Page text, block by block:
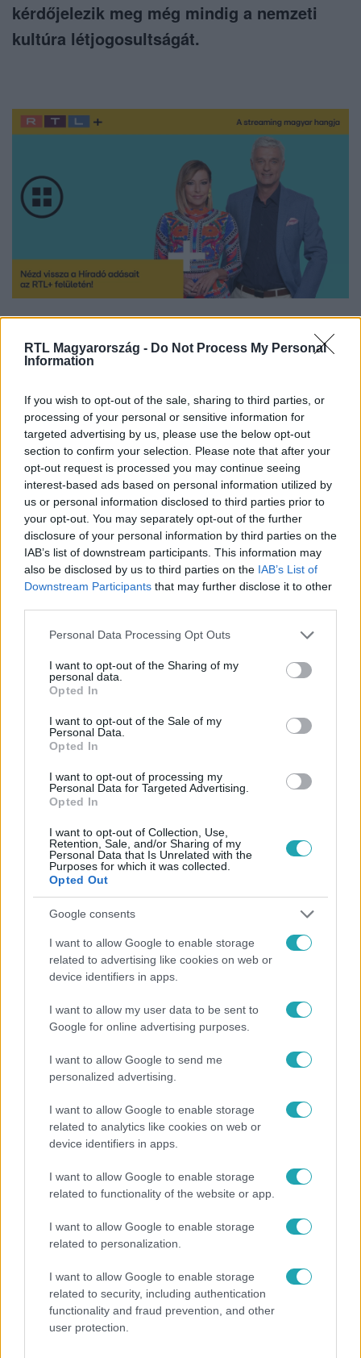
RTL Magyarország - Do Not Process My Personal
Information
If you wish to opt-out of the sale, sharing to third parties, or
processing of your personal or sensitive information for
targeted advertising by us, please use the below opt-out
section to confirm your selection. Please note that after your
opt-out request is processed you may continue seeing
interest-based ads based on personal information utilized by
us or personal information disclosed to third parties prior to
your opt-out. You may separately opt-out of the further
disclosure of your personal information by third parties on the
IAB’s list of downstream participants. This information may
also be disclosed by us to third parties on the IAB’s List of
Downstream Participants that may further disclose it to other
Please note that this website/app uses one or more Google
not limited to your visit or usage behaviour. You may click to
grant or deny consent to Google and its third-party tags to
use your data for below specified purposes in below Google
consent section.
Personal Data Processing Opt Outs
I want to opt-out of the Sharing of my
personal data.
Opted In
I want to opt-out of the Sale of my
Personal Data.
Opted In
I want to opt-out of processing my
Personal Data for Targeted Advertising.
Opted In
I want to opt-out of Collection, Use,
Retention, Sale, and/or Sharing of my
Personal Data that Is Unrelated with the
Purposes for which it was collected.
Opted Out
Google consents
I want to allow Google to enable storage
related to advertising like cookies on web or
device identifiers in apps.
I want to allow my user data to be sent to
Google for online advertising purposes.
I want to allow Google to send me
personalized advertising.
I want to allow Google to enable storage
related to analytics like cookies on web or
device identifiers in apps.
I want to allow Google to enable storage
related to functionality of the website or app.
I want to allow Google to enable storage
related to personalization.
I want to allow Google to enable storage
related to security, including authentication
functionality and fraud prevention, and other
user protection.
kérdőjelezik meg még mindig a nemzeti
kultúra létjogosultságát.
Nézd vissza a Híradó adásait az RTL+ felületén!
legyen a Google-találatokban!
Facebookon is!
HÍRADÓ ADÁSRÉSZLETEK #SZFE
KORDON HALLGATÓK #VIDNYÁNSZKY ATTILA
Népszerű
Reggeli
19 évesen nyert modellversenyt Heidi Klum –
szakértő elemzi a szupermodell évtizedes
átalakulását